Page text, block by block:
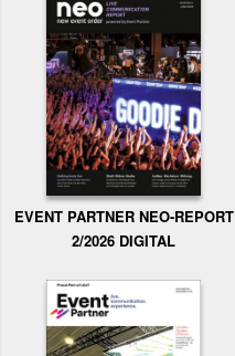
EVENT PARTNER NEO-REPORT
2/2026 DIGITAL